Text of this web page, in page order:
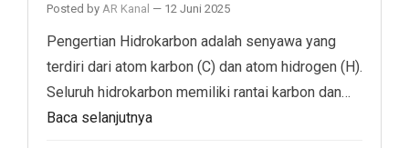
Posted by AR Kanal — 12 Juni 2025
Pengertian Hidrokarbon adalah senyawa yang
terdiri dari atom karbon (C) dan atom hidrogen (H).
Seluruh hidrokarbon memiliki rantai karbon dan…
Baca selanjutnya